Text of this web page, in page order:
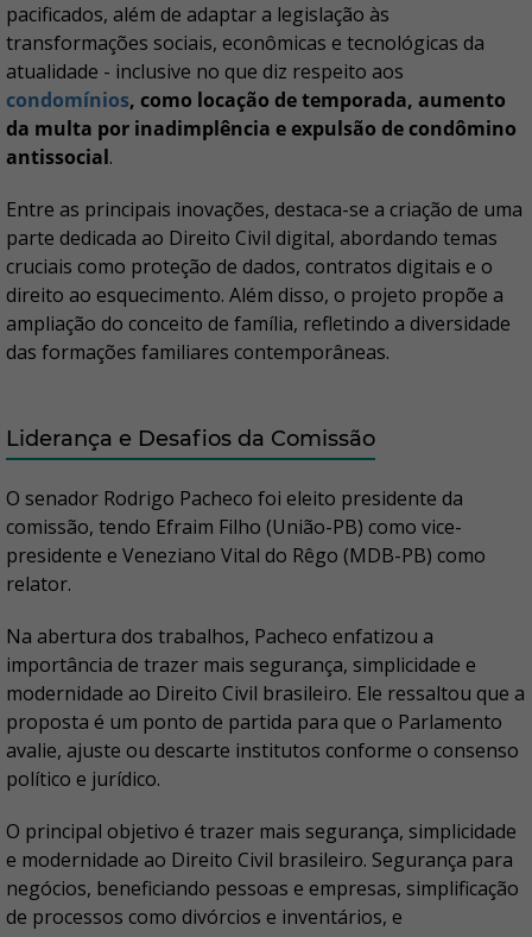
pacificados, além de adaptar a legislação às
transformações sociais, econômicas e tecnológicas da
atualidade - inclusive no que diz respeito aos
condomínios, como locação de temporada, aumento
da multa por inadimplência e expulsão de condômino
antissocial.
Entre as principais inovações, destaca-se a criação de uma
parte dedicada ao Direito Civil digital, abordando temas
cruciais como proteção de dados, contratos digitais e o
direito ao esquecimento. Além disso, o projeto propõe a
ampliação do conceito de família, refletindo a diversidade
das formações familiares contemporâneas.
Liderança e Desafios da Comissão
O senador Rodrigo Pacheco foi eleito presidente da
comissão, tendo Efraim Filho (União-PB) como vice-
presidente e Veneziano Vital do Rêgo (MDB-PB) como
relator.
Na abertura dos trabalhos, Pacheco enfatizou a
importância de trazer mais segurança, simplicidade e
modernidade ao Direito Civil brasileiro. Ele ressaltou que a
proposta é um ponto de partida para que o Parlamento
avalie, ajuste ou descarte institutos conforme o consenso
político e jurídico.
O principal objetivo é trazer mais segurança, simplicidade
e modernidade ao Direito Civil brasileiro. Segurança para
negócios, beneficiando pessoas e empresas, simplificação
de processos como divórcios e inventários, e